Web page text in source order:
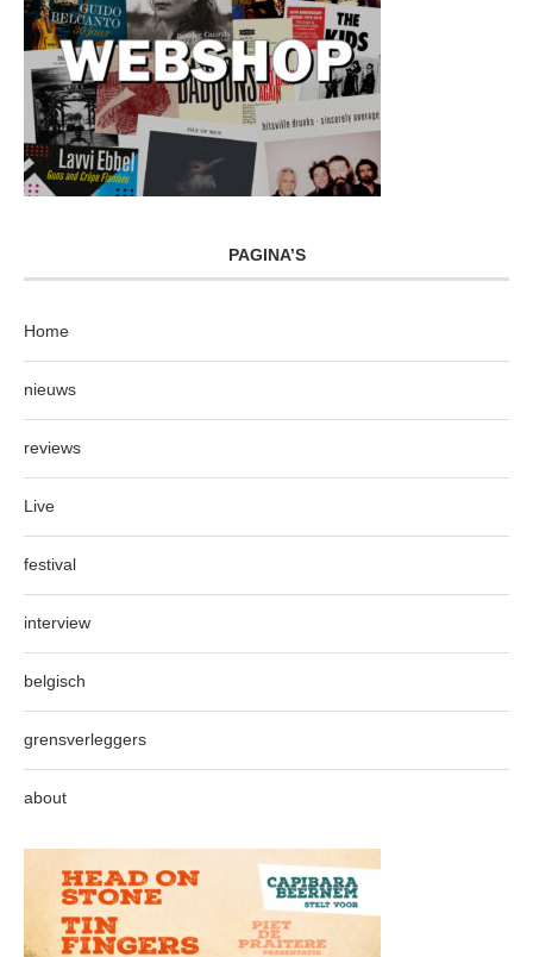
PAGINA’S
Home
nieuws
reviews
Live
festival
interview
belgisch
grensverleggers
about